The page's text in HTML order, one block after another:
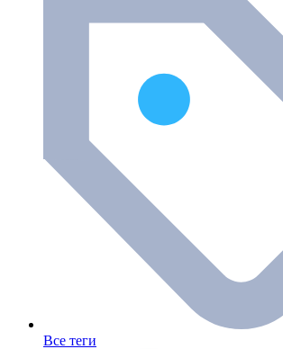
Все теги